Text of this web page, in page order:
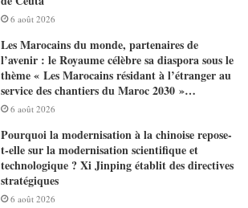
6 août 2026
Les Marocains du monde, partenaires de
l’avenir : le Royaume célèbre sa diaspora sous le
thème « Les Marocains résidant à l’étranger au
service des chantiers du Maroc 2030 »…
6 août 2026
Pourquoi la modernisation à la chinoise repose-
t-elle sur la modernisation scientifique et
technologique ? Xi Jinping établit des directives
stratégiques
6 août 2026